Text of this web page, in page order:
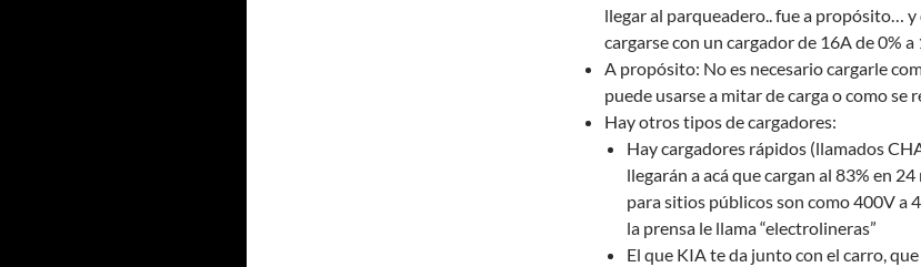
llegar al parqueadero.. fue a propósito… y
cargarse con un cargador de 16A de 0% a
A propósito: No es necesario cargarle
puede usarse a mitar de carga o como se
Hay otros tipos de cargadores:
Hay cargadores rápidos (llamados
llegarán a acá que cargan al 83% en
para sitios públicos son como 400V a
la prensa le llama “electrolineras”
El que KIA te da junto con el carro,